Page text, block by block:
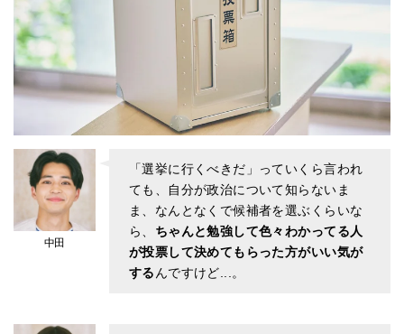
中田
「選挙に行くべきだ」っていくら言われ
ても、自分が政治について知らないま
ま、なんとなくで候補者を選ぶくらいな
ら、 ちゃんと勉強して色々わかってる人
が投票して決めてもらった方がいい気が
する んですけど...。